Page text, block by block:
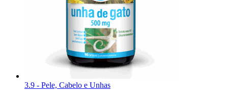
3.9 - Pele, Cabelo e Unhas